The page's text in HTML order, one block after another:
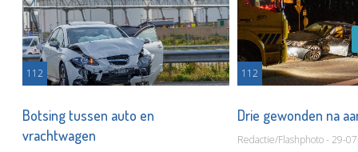
112
Botsing tussen auto en
vrachtwagen
112
Drie gewonden na
Redactie/Flashphoto - 29-